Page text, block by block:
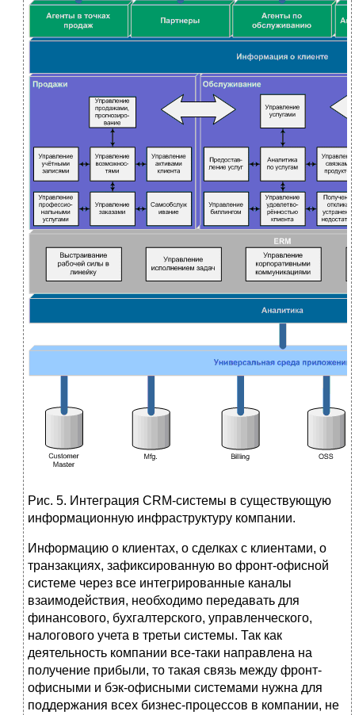
Рис. 5. Интеграция CRM-системы в существующую
информационную инфраструктуру компании.
Информацию о клиентах, о сделках с клиентами, о
транзакциях, зафиксированную во фронт-офисной
системе через все интегрированные каналы
взаимодействия, необходимо передавать для
финансового, бухгалтерского, управленческого,
налогового учета в третьи системы. Так как
деятельность компании все-таки направлена на
получение прибыли, то такая связь между фронт-
офисными и бэк-офисными системами нужна для
поддержания всех бизнес-процессов в компании, не